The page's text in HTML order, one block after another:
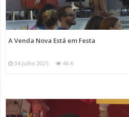
A Venda Nova Está em Festa
04 Julho 2025 46 K